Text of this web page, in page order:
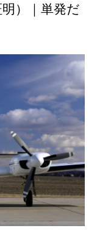
）｜単発だ